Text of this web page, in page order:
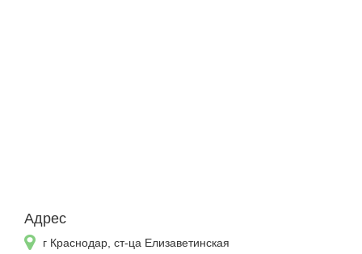
Адрес
г Краснодар, ст-ца Елизаветинская